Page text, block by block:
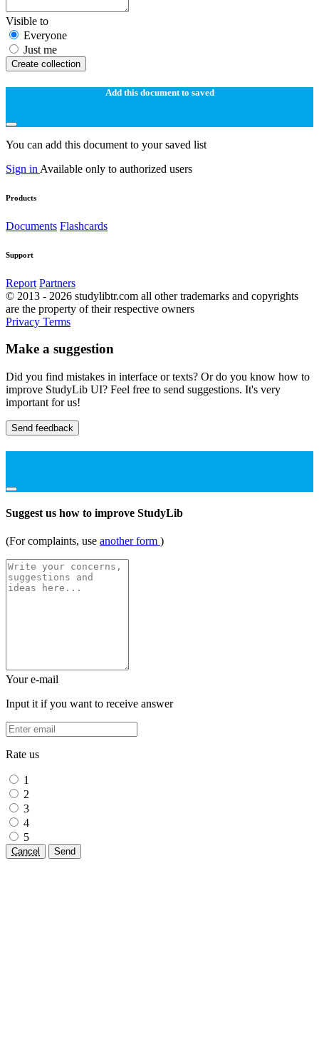
Visible to
Everyone
Just me
Create collection
Add this document to saved
You can add this document to your saved list
Sign in Available only to authorized users
Products
Documents Flashcards
Support
Report Partners
© 2013 - 2026 studylibtr.com all other trademarks and copyrights
are the property of their respective owners
Privacy Terms
Make a suggestion
Did you find mistakes in interface or texts? Or do you know how to
improve StudyLib UI? Feel free to send suggestions. It's very
important for us!
Send feedback
Suggest us how to improve StudyLib
(For complaints, use another form )
Your e-mail
Input it if you want to receive answer
Rate us
1
2
3
4
5
Cancel Send